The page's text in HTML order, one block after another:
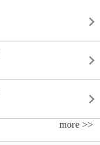
more >>